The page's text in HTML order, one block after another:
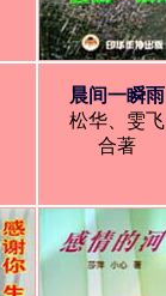
晨间一瞬雨
松华、雯飞
合著